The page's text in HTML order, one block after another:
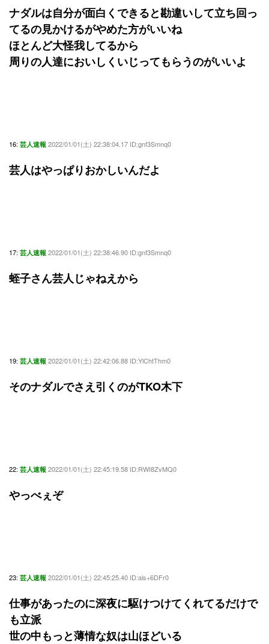
ナダルは自分が面白くできると勘違いして立ち回っ
てるの見かけるがやめた方がいいね
ほとんど大怪我してるから
周りの人達においしくいじってもらうのがいいよ
16: 芸人速報 2022/01/01(土) 22:38:04.17 ID:gnf3Smnq0
芸人はやっぱりおかしいんだよ
17: 芸人速報 2022/01/01(土) 22:38:46.90 ID:gnf3Smnq0
蛭子さん芸人じゃねえから
19: 芸人速報 2022/01/01(土) 22:42:06.88 ID:YlChtThm0
そのナダルでさえ引くのがTKO木下
22: 芸人速報 2022/01/01(土) 22:45:19.58 ID:RWI8ZvMQ0
やっべぇぞ
23: 芸人速報 2022/01/01(土) 22:45:25.40 ID:als+6DFr0
仕事があったのに深夜に駆けつけてくれてるだけで
も立派
世の中もっと薄情な奴は山ほどいる